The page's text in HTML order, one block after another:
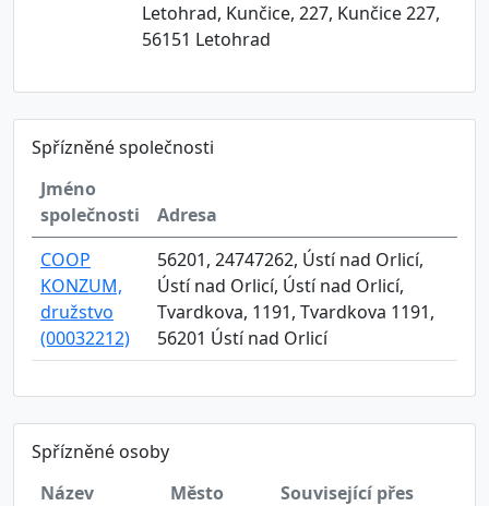
Letohrad, Kunčice, 227, Kunčice 227,
56151 Letohrad
Spřízněné společnosti
Jméno
společnosti
Adresa
COOP
KONZUM,
družstvo
(00032212)
56201, 24747262, Ústí nad Orlicí,
Ústí nad Orlicí, Ústí nad Orlicí,
Tvardkova, 1191, Tvardkova 1191,
56201 Ústí nad Orlicí
Spřízněné osoby
Název
Město
Související přes